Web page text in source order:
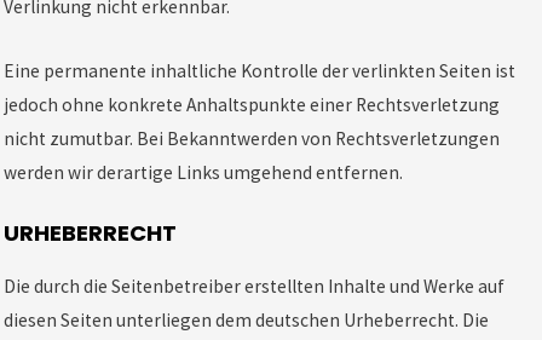
Verlinkung nicht erkennbar.
Eine permanente inhaltliche Kontrolle der verlinkten Seiten ist
jedoch ohne konkrete Anhaltspunkte einer Rechtsverletzung
nicht zumutbar. Bei Bekanntwerden von Rechtsverletzungen
werden wir derartige Links umgehend entfernen.
URHEBERRECHT
Die durch die Seitenbetreiber erstellten Inhalte und Werke auf
diesen Seiten unterliegen dem deutschen Urheberrecht. Die